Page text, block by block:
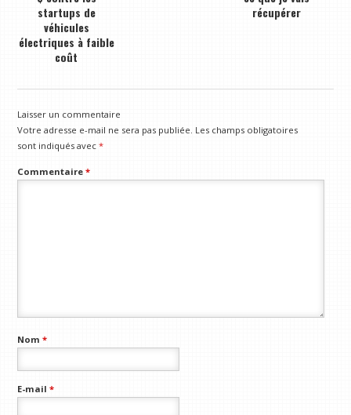
startups de
véhicules
électriques à faible
coût
récupérer
Laisser un commentaire
Votre adresse e-mail ne sera pas publiée. Les champs obligatoires
sont indiqués avec*
Commentaire*
Nom*
E-mail*